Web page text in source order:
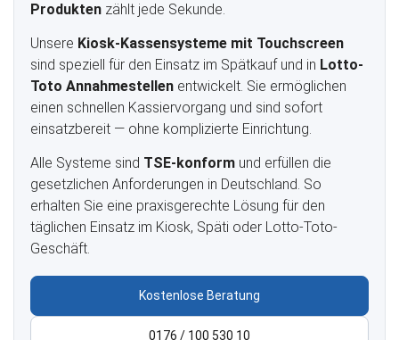
Produkten zählt jede Sekunde.
Unsere Kiosk-Kassensysteme mit Touchscreen
sind speziell für den Einsatz im Spätkauf und in Lotto-
Toto Annahmestellen entwickelt. Sie ermöglichen
einen schnellen Kassiervorgang und sind sofort
einsatzbereit — ohne komplizierte Einrichtung.
Alle Systeme sind TSE-konform und erfüllen die
gesetzlichen Anforderungen in Deutschland. So
erhalten Sie eine praxisgerechte Lösung für den
täglichen Einsatz im Kiosk, Späti oder Lotto-Toto-
Geschäft.
Kostenlose Beratung
0176 / 100 530 10